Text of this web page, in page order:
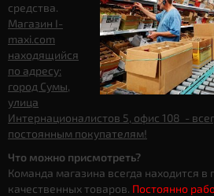
средства.
Магазин I-
maxi.com
находящийся
по адресу:
город Сумы,
улица
Интернационалистов 5, офис 108 -
постоянным покупателям!
Что можно присмотреть?
Команда магазина всегда находится в
качественных товаров. Постоянно